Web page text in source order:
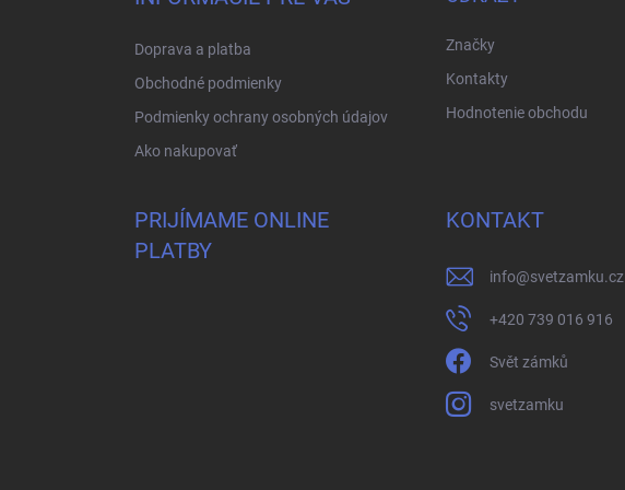
Doprava a platba
Obchodné podmienky
Podmienky ochrany osobných údajov
Ako nakupovať
Značky
Kontakty
Hodnotenie obchodu
PRIJÍMAME ONLINE
PLATBY
KONTAKT
info@svetzamku.cz
+420 739 016 916
Svět zámků
svetzamku